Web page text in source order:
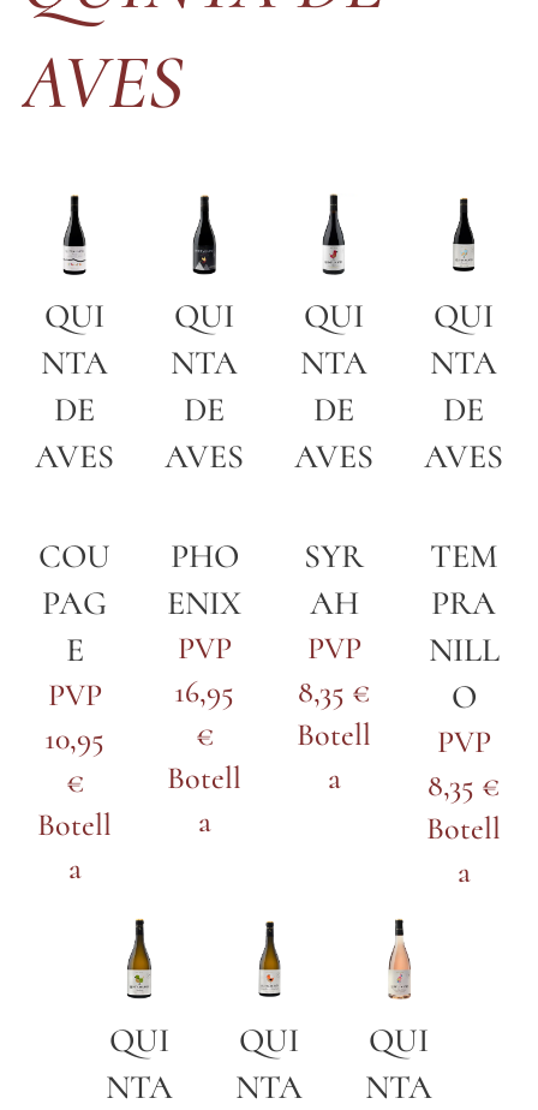
AVES
QUI
NTA
DE
AVES
COU
PAG
E
PVP
10,95
€
Botell
a
QUI
NTA
DE
AVES
PHO
ENIX
PVP
16,95
€
Botell
a
QUI
NTA
DE
AVES
SYR
AH
PVP
8,35 €
Botell
a
QUI
NTA
DE
AVES
TEM
PRA
NILL
O
PVP
8,35 €
Botell
a
QUI
NTA
QUI
NTA
QUI
NTA